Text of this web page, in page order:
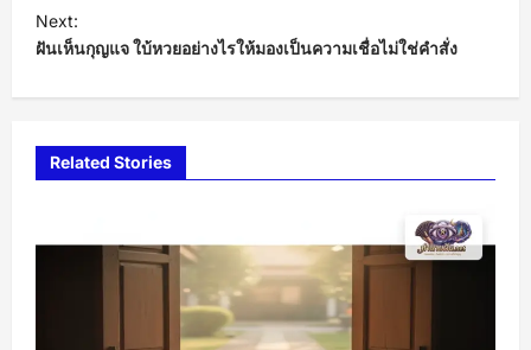
t
n
a
a
Next:
ฝันเห็นกุญแจ ใบ้หวยอย่างไรให้มองเป็นความเชื่อไม่ใช่คำสั่ง
Related Stories